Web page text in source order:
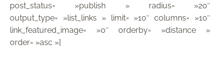
post_status= »publish » radius= »20″
output_type= »list_links » limit= »10″ columns= »10″
link_featured_image= »0″ orderby= »distance »
order= »asc »]